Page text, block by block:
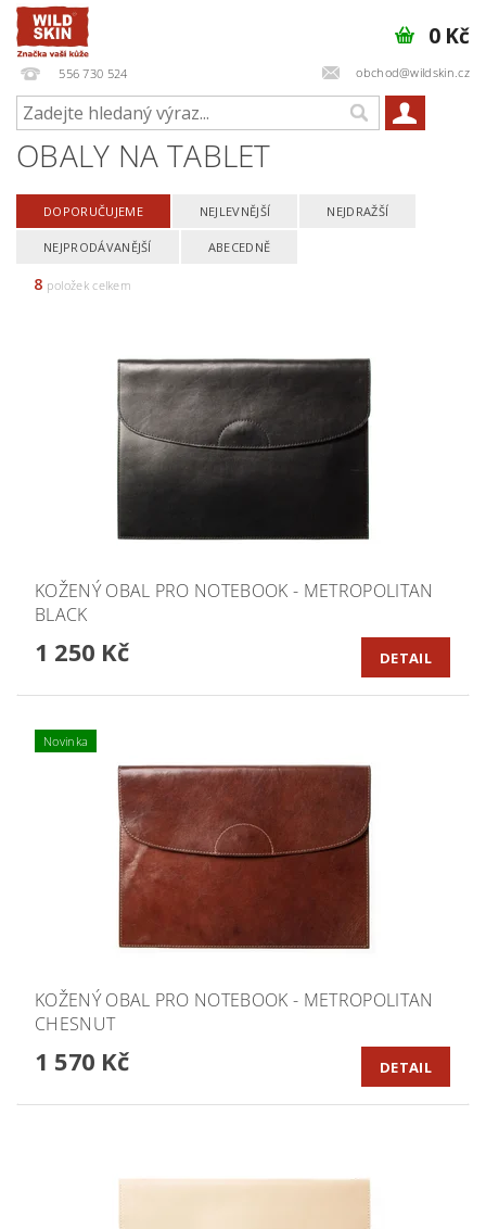
556 730 524 obchod@wildskin.cz
0 Kč
OBALY NA TABLET
DOPORUČUJEME NEJLEVNĚJŠÍ NEJDRAŽŠÍ
NEJPRODÁVANĚJŠÍ ABECEDNĚ
8 položek celkem
KOŽENÝ OBAL PRO NOTEBOOK - METROPOLITAN
BLACK
1 250 Kč DETAIL
Novinka
KOŽENÝ OBAL PRO NOTEBOOK - METROPOLITAN
CHESNUT
1 570 Kč DETAIL